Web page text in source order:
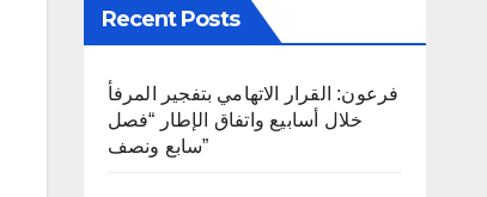
Recent Posts
فرعون: القرار الاتهامي بتفجير المرفأ
خلال أسابيع واتفاق الإطار “فصل
سابع ونصف”